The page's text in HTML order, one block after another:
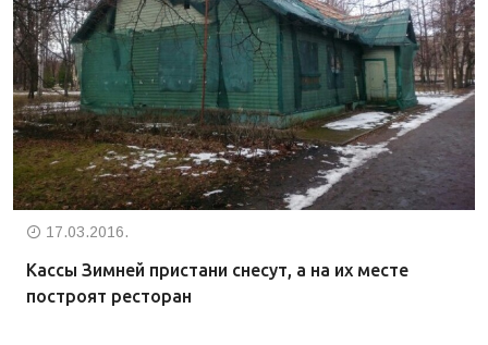
17.03.2016.
Кассы Зимней пристани снесут, а на их месте
построят ресторан